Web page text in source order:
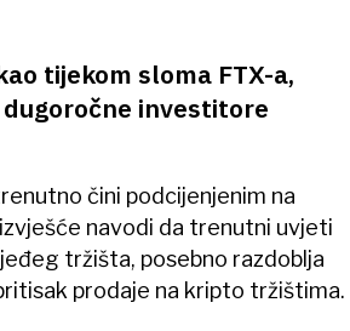
tijekom sloma FTX-a,
investitore
čini podcijenjenim na
navodi da trenutni uvjeti
tržišta, posebno razdoblja
prodaje na kripto tržištima.